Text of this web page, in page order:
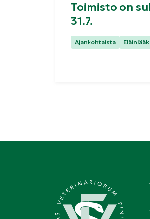
Toimisto on
31.7.
Kategoriat:
Ajankohtaista